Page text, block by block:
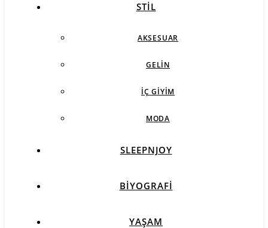
STIL
AKSESUAR
GELIN
İÇ GIYIM
MODA
SLEEPNJOY
BIYOGRAFI
YAŞAM